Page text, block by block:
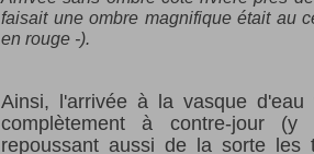
faisait une ombre magnifique était au
en rouge -).
Ainsi, l'arrivée à la vasque
complètement à contre-jour (y
repoussant aussi de la sorte les